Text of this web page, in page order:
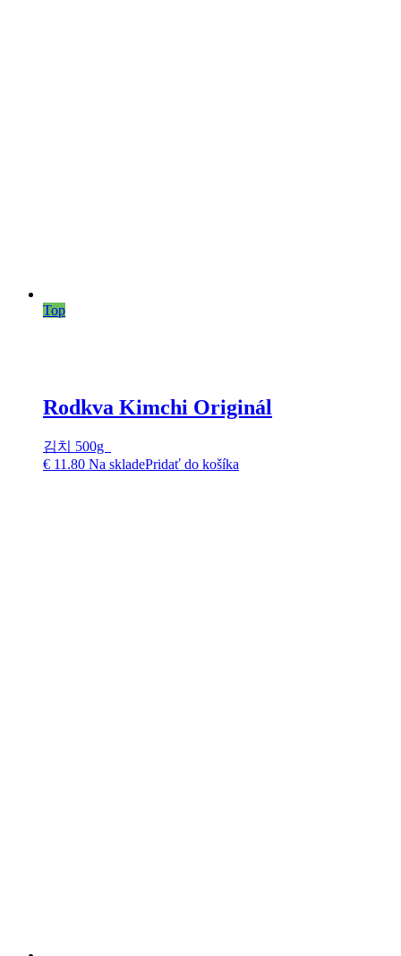
Top
Rodkva Kimchi Originál
김치 500g
€ 11.80 Na skladePridať do košíka